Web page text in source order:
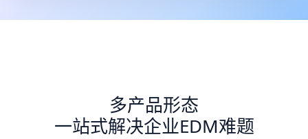
多产品形态
一站式解决企业EDM难题